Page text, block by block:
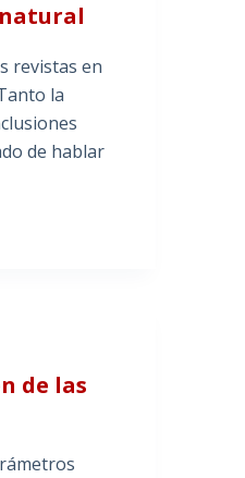
revistas en
la
de hablar
de las